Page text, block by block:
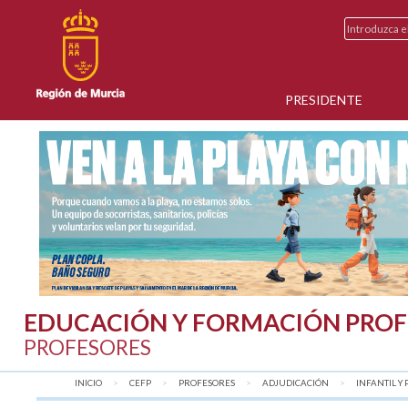
PRESIDENTE
EDUCACIÓN Y FORMACIÓN
PROFESORES
INICIO CEFP PROFESORES ADJUDICACIÓN INFANTIL Y